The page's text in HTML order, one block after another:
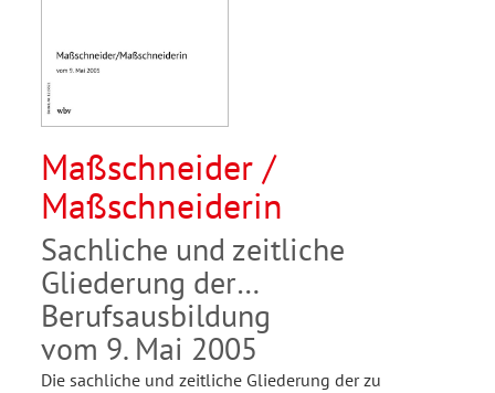
Maßschneider /
Maßschneiderin
Sachliche und zeitliche
Gliederung der
Berufsausbildung
vom 9. Mai 2005
Die sachliche und zeitliche Gliederung der zu